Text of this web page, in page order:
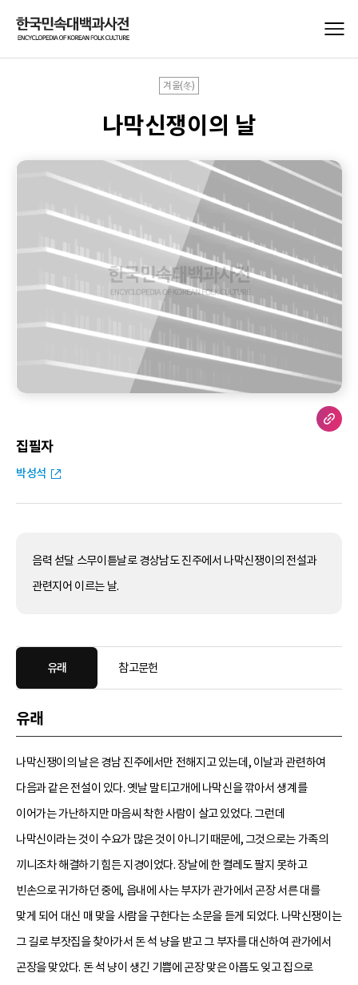
겨울(冬)
나막신쟁이의 날
집필자
박성석
음력 섣달 스무이튿날로 경상남도 진주에서 나막신쟁이의 전설과
관련지어 이르는 날.
유래 참고문헌
유래
나막신쟁이의 날은 경남 진주에서만 전해지고 있는데, 이날과 관련하여
다음과 같은 전설이 있다. 옛날 말티고개에 나막신을 깎아서 생계를
이어가는 가난하지만 마음씨 착한 사람이 살고 있었다. 그런데
나막신이라는 것이 수요가 많은 것이 아니기 때문에, 그것으로는 가족의
끼니조차 해결하기 힘든 지경이었다. 장날에 한 켤레도 팔지 못하고
빈손으로 귀가하던 중에, 읍내에 사는 부자가 관가에서 곤장 서른 대를
맞게 되어 대신 매 맞을 사람을 구한다는 소문을 듣게 되었다. 나막신쟁이는
그 길로 부잣집을 찾아가서 돈 석 냥을 받고 그 부자를 대신하여 관가에서
곤장을 맞았다. 돈 석 냥이 생긴 기쁨에 곤장 맞은 아픔도 잊고 집으로